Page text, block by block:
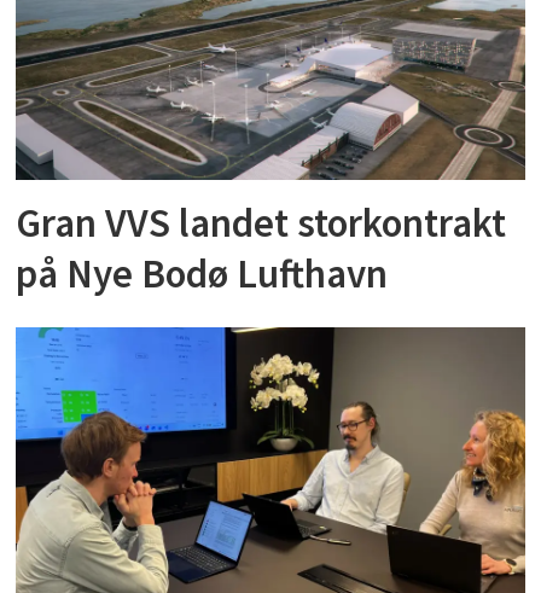
Gran VVS landet storkontrakt
på Nye Bodø Lufthavn